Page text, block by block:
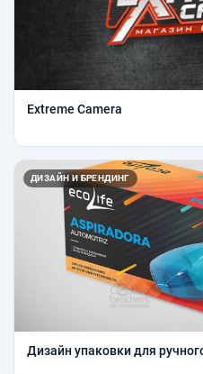
Extreme Camera
ДИЗАЙН И БРЕНДИНГ
Дизайн упаковки для